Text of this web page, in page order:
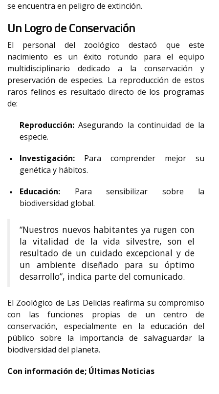
se encuentra en peligro de extinción.
Un Logro de Conservación
El personal del zoológico destacó que este
nacimiento es un éxito rotundo para el equipo
multidisciplinario dedicado a la conservación y
preservación de especies. La reproducción de estos
raros felinos es resultado directo de los programas
de:
Reproducción: Asegurando la continuidad de la
especie.
Investigación: Para comprender mejor su
genética y hábitos.
Educación: Para sensibilizar sobre la
biodiversidad global.
“Nuestros nuevos habitantes ya rugen con
la vitalidad de la vida silvestre, son el
resultado de un cuidado excepcional y de
un ambiente diseñado para su óptimo
desarrollo”, indica parte del comunicado.
El Zoológico de Las Delicias reafirma su compromiso
con las funciones propias de un centro de
conservación, especialmente en la educación del
público sobre la importancia de salvaguardar la
biodiversidad del planeta.
Con información de; Últimas Noticias